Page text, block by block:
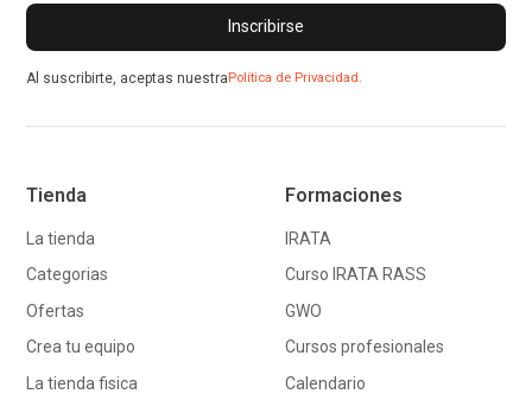
Al suscribirte, aceptas nuestraPolítica de Privacidad.
Tienda
La tienda
Categorias
Ofertas
Crea tu equipo
La tienda fisica
Formaciones
IRATA
Curso IRATA RASS
GWO
Cursos profesionales
Calendario